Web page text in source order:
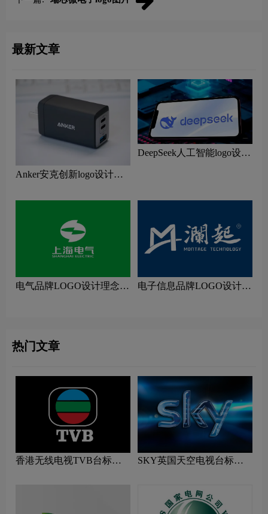
最新文章
Anker安克创新logo设计含
DeepSeek人工智能logo设计
电气品牌LOGO设计理念解
电子信息品牌LOGO设计理
热门文章
香港无线电视TVB台标志
SKY英国天空电视台标志